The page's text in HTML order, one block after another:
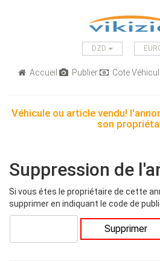
DZD
Accueil Publier Cote
Véhicule ou article vendu!
son
Suppression de
Si vous étes le propriétaire de cette
supprimer en indiquant le code de
Supprimer